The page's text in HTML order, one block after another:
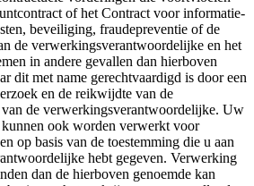
of het Contract voor informatie-
beveiliging, fraudepreventie of de
de verwerkingsverantwoordelijke en het
in andere gevallen dan hierboven
dit met name gerechtvaardigd is door een
en de reikwijdte van de
de verwerkingsverantwoordelijke. Uw
kunnen ook worden verwerkt voor
op basis van de toestemming die u aan
hebt gegeven. Verwerking
dan de hierboven genoemde kan